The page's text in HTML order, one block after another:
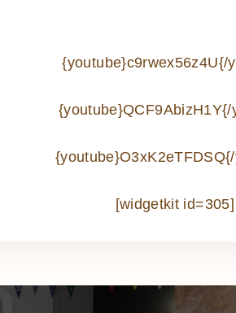
{youtube}c9rwex56z4U{/
{youtube}QCF9AbizH1Y{/
[widgetkit id=305]